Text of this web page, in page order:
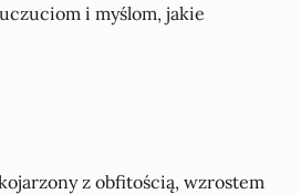
i myślom, jakie
z obfitością, wzrostem